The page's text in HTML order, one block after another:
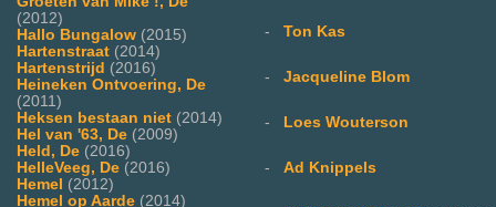
(2012)
Hallo Bungalow (2015)
Hartenstraat (2014)
Hartenstrijd (2016)
Heineken Ontvoering, De
(2011)
Heksen bestaan niet (2014)
Hel van '63, De (2009)
Held, De (2016)
HelleVeeg, De (2016)
Hemel (2012)
Hemel op Aarde (2014)
- Ton Kas
- Jacqueline Blom
- Loes Wouterson
- Ad Knippels